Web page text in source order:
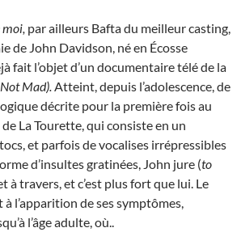
par ailleurs Bafta du meilleur casting,
de John Davidson, né en Écosse
fait l’objet d’un documentaire télé de la
Mad). Atteint, depuis l’adolescence, de
décrite pour la première fois au
La Tourette, qui consiste en un
et parfois de vocalises irrépressibles
d’insultes gratinées, John jure (to
à travers, et c’est plus fort que lui. Le
l’apparition de ses symptômes,
l’âge adulte, où..